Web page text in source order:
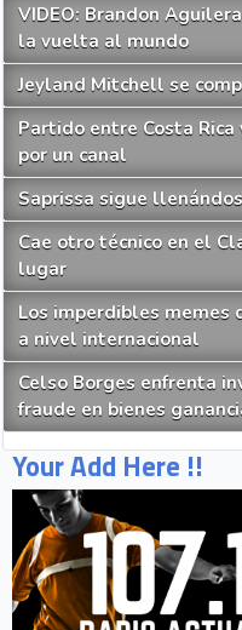
VIDEO: Brandon
la vuelta al mundo
Jeyland Mitchell se
Partido entre Costa
por un canal
Saprissa sigue
Cae otro técnico en el
lugar
Los imperdibles memes
a nivel internacional
Celso Borges enfrenta
fraude en bienes
Your Add Here !!